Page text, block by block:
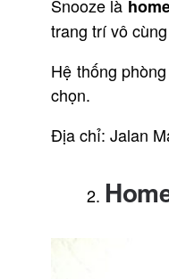
Snooze là
trang trí vô
Hệ thống
chọn.
Địa chỉ: Jalan